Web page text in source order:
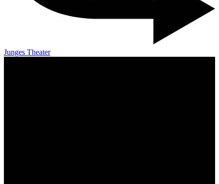
Junges Theater